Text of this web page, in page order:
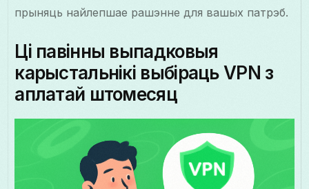
прыняць найлепшае рашэнне для вашых патрэб.
Ці павінны выпадковыя
карыстальнікі выбіраць VPN з
аплатай штомесяц